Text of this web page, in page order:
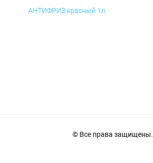
АНТИФРИЗ красный 1л.
© Все права защищены.